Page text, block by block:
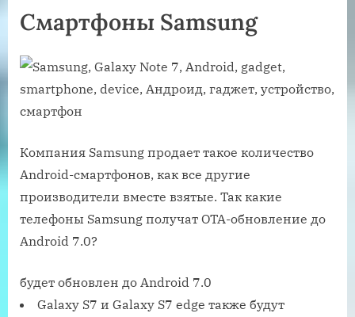
Смартфоны Samsung
Компания Samsung продает такое количество
Android-смартфонов, как все другие
производители вместе взятые. Так какие
телефоны Samsung получат ОТА-обновление до
Android 7.0?
будет обновлен до Android 7.0
Galaxy S7 и Galaxy S7 edge также будут